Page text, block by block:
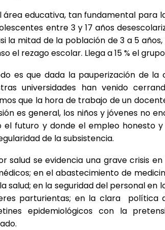
educativa, tan fundamental para
entre 3 y 17 años
la mitad de la población de 3 a 5
el rezago escolar. Llega a 15 % el
es que dada la pauperización de
universidades han venido
que la hora de trabajo de un
es general, los niños y jóvenes no
el futuro y donde el empleo honesto
de la subsistencia.
salud se evidencia una grave crisis
en el abastecimiento de
salud; en la seguridad del personal
parturientas; en la clara
epidemiológicos con la